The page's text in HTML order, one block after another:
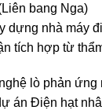
bang Nga)
dựng nhà máy
tích hợp từ
lò phản ứng
án Điện hạt